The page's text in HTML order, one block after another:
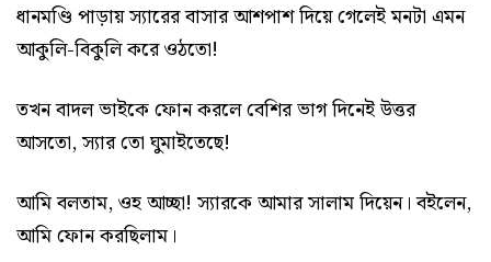
ধানমণ্ডি পাড়ায় স্যারের বাসার আশপাশ দিয়ে গেলেই মনটা এমন
আকুলি-বিকুলি করে ওঠতো!
তখন বাদল ভাইকে ফোন করলে বেশির ভাগ দিনেই উত্তর
আসতো, স্যার তো ঘুমাইতেছে!
আমি বলতাম, ওহ আচ্ছা! স্যারকে আমার সালাম দিয়েন। বইলেন,
আমি ফোন করছিলাম।